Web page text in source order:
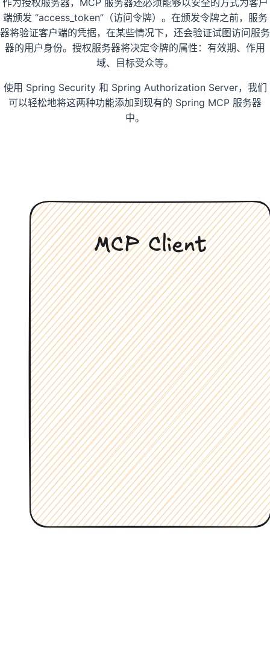
作为授权服务器，MCP 服务器还必须能够以安全的方式为客户
端颁发 “access_token”（访问令牌）。在颁发令牌之前，服务
器将验证客户端的凭据，在某些情况下，还会验证试图访问服务
器的用户身份。授权服务器将决定令牌的属性：有效期、作用
域、目标受众等。
使用 Spring Security 和 Spring Authorization Server，我们
可以轻松地将这两种功能添加到现有的 Spring MCP 服务器
中。